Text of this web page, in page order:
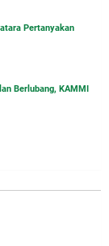
Pertanyakan
Berlubang, KAMMI